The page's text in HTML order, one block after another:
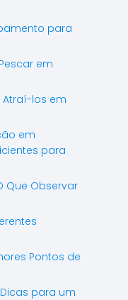
para
em
Atraí-los em
em
para
Que Observar
Pontos de
para um